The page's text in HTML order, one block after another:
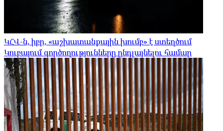
ԿՀՎ-ն, իբր, «աշխատանքային խումբ» է ստեղծում
Կուբայում գործողությունները ընդլայնելու համար